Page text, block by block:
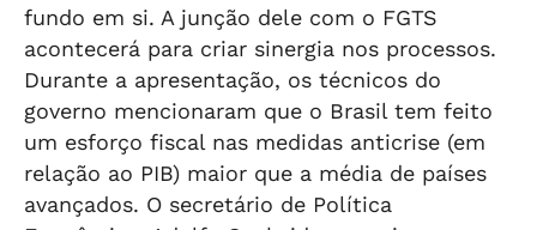
fundo em si. A junção dele com o FGTS
acontecerá para criar sinergia nos processos.
Durante a apresentação, os técnicos do
governo mencionaram que o Brasil tem feito
um esforço fiscal nas medidas anticrise (em
relação ao PIB) maior que a média de países
avançados. O secretário de Política